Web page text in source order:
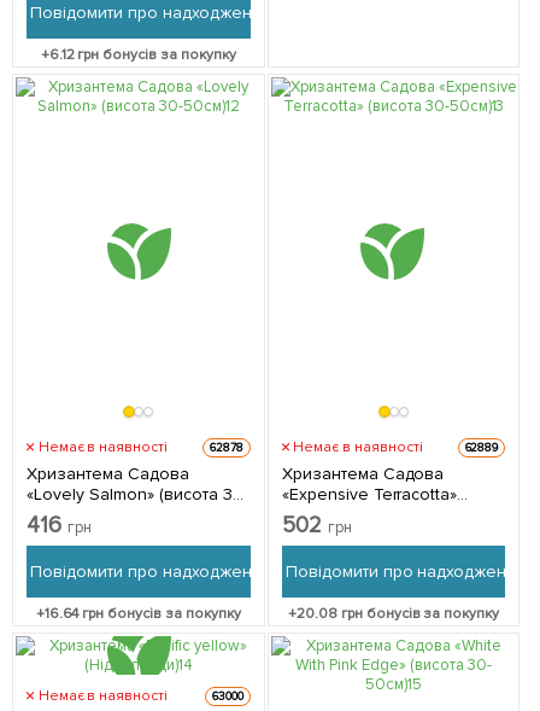
Повідомити про надходження
+6.12грн бонусів за покупку
Немає в наявності 62878
Хризантема Садова
«Lovely Salmon» (висота 30-
50см) 1 саджанець в
упаковці
416 грн
Повідомити про надходження
+16.64грн бонусів за покупку
Немає в наявності 62889
Хризантема Садова
«Expensive Terracotta»
(висота 30-50см) 1
саджанець в упаковці
502 грн
Повідомити про надходження
+20.08грн бонусів за покупку
Немає в наявності 63000